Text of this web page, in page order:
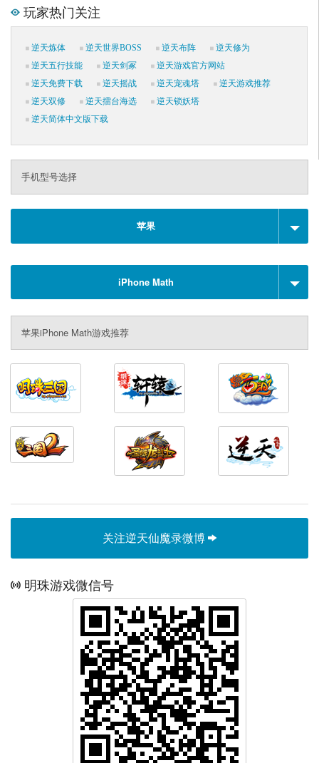
玩家热门关注
逆天炼体 逆天世界BOSS 逆天布阵
逆天修为
逆天五行技能
逆天剑冢
逆天游戏官方网站
逆天免费下载
逆天摇战 逆天宠魂塔
逆天游戏推荐
逆天双修
逆天擂台海选
逆天锁妖塔
逆天简体中文版下载
手机型号选择
苹果
iPhone Math
苹果iPhone Math游戏推荐
关注逆天仙魔录微博
明珠游戏微信号